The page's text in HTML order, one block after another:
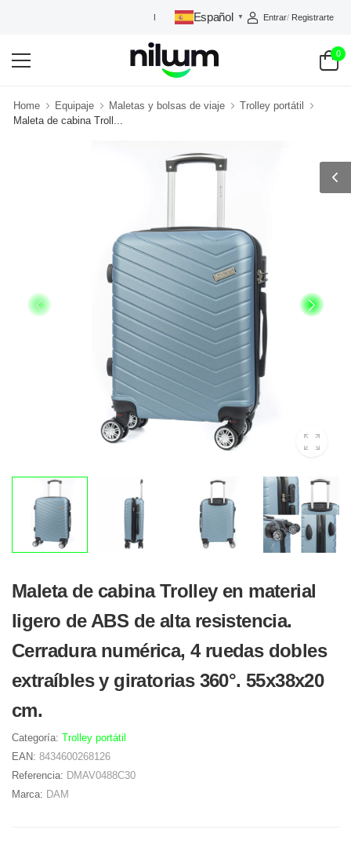
NILUUM: TU TIENDA DE CONFIANZA
Español ▼ Entrar/ Registrarte
0
Home Equipaje Maletas y bolsas de viaje
Trolley portátil
Maleta de cabina Troll...
Maleta de cabina Trolley en material
ligero de ABS de alta resistencia.
Cerradura numérica, 4 ruedas dobles
extraíbles y giratorias 360°. 55x38x20
cm.
Categoría: Trolley portátil
EAN: 8434600268126
Referencia: DMAV0488C30
Marca: DAM